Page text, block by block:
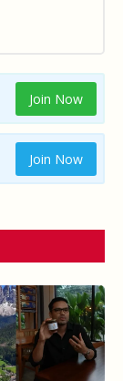
Join Now
Join Now